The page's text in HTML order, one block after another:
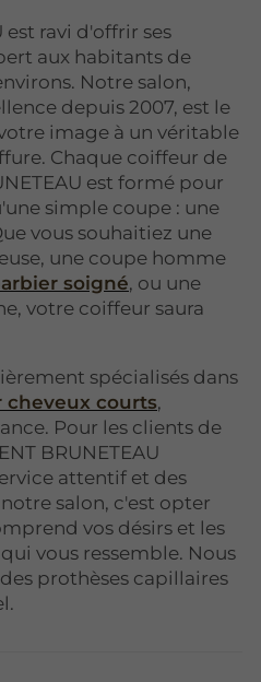
est ravi d'offrir ses
aux habitants de
Notre salon,
depuis 2007, est le
image à un véritable
Chaque coiffeur de
est formé pour
simple coupe : une
vous souhaitiez une
une coupe homme
soigné, ou une
votre coiffeur saura
spécialisés dans
cheveux courts,
Pour les clients de
BRUNETEAU
attentif et des
salon, c'est opter
vos désirs et les
vous ressemble. Nous
prothèses capillaires